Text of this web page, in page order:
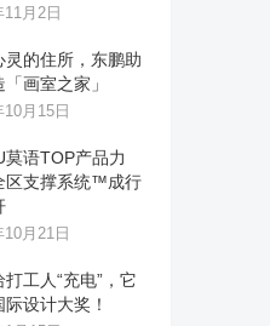
月2日
灵的住所，东鹏助
画室之家」
月15日
莫语TOP产品力
支撑系统™成行
月21日
打工人“充电”，它
设计大奖！